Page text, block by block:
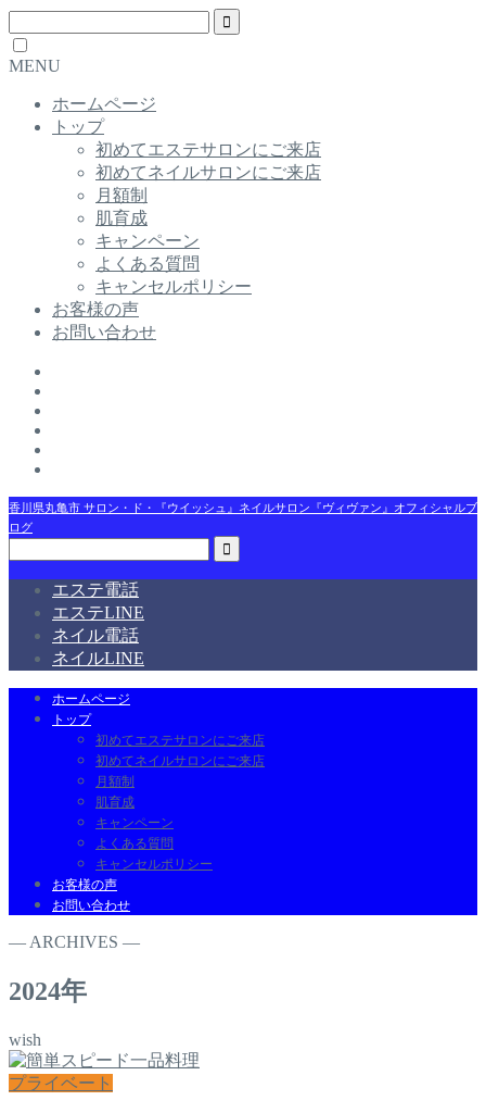
MENU
ホームページ
トップ
初めてエステサロンにご来店
初めてネイルサロンにご来店
月額制
肌育成
キャンペーン
よくある質問
キャンセルポリシー
お客様の声
お問い合わせ
香川県丸亀市 サロン・ド・『ウイッシュ』ネイルサロン『ヴィヴァン』オフィシャルブ
ログ
エステ電話
エステLINE
ネイル電話
ネイルLINE
ホームページ
トップ
初めてエステサロンにご来店
初めてネイルサロンにご来店
月額制
肌育成
キャンペーン
よくある質問
キャンセルポリシー
お客様の声
お問い合わせ
― ARCHIVES ―
2024年
wish
プライベート